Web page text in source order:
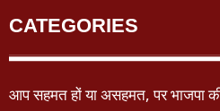
CATEGORIES
आप सहमत हों या असहमत, पर भाजपा